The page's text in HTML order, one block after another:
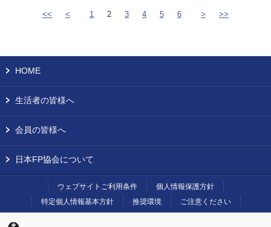
<< < 1 2 3 4 5 6 > >>
HOME
生活者の皆様へ
会員の皆様へ
日本FP協会について
ウェブサイトご利用条件
個人情報保護方針
特定個人情報基本方針
推奨環境 ご注意ください